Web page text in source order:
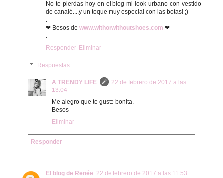
No te pierdas hoy en el blog mi look urbano con vestido
de canalé....y un toque muy especial con las botas! ;)
.
❤ Besos dewww.withorwithoutshoes.com ❤
.
Responder Eliminar
Respuestas
A TRENDY LIFE
22 de febrero de 2017 a las
13:04
Me alegro que te guste bonita.
Besos
Eliminar
Responder
El blog de Renée 22 de febrero de 2017 a las 11:53